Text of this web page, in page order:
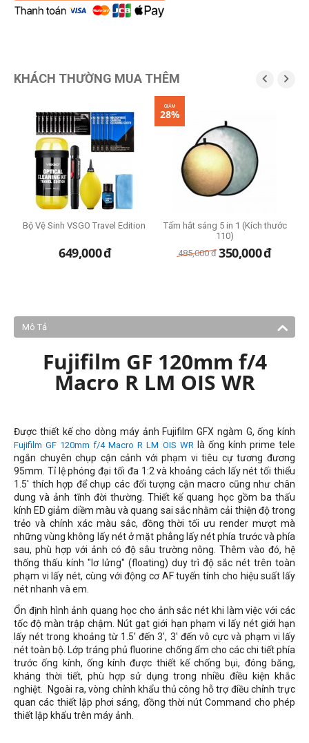
KHÁCH THƯỜNG MUA THÊM  
Bộ Vệ Sinh VSGO Travel Edition
649,000đ
GIẢM
28%
Tấm hắt sáng 5 in 1 (Kích thước
110)
485,000 đ 350,000đ
Mô Tả
Fujifilm GF 120mm f/4
Macro R LM OIS WR
Được thiết kế cho dòng máy ảnh Fujifilm GFX ngàm G, ống kính
Fujifilm GF 120mm f/4 Macro R LM OIS WR là ống kính prime tele
ngắn chuyên chụp cận cảnh với phạm vi tiêu cự tương đương
95mm . Tỉ lệ phóng đại tối đa 1:2 và khoảng cách lấy nét tối thiểu
1.5' thích hợp để chụp các đối tượng cận macro cũng như chân
dung và ảnh tĩnh đời thường. Thiết kế quang học gồm ba thấu
kính ED giảm diềm màu và quang sai sắc nhằm cải thiện độ trong
trẻo và chính xác màu sắc, đồng thời tối ưu render mượt mà
những vùng không lấy nét ở mặt phẳng lấy nét phía trước và phía
sau, phù hợp với ảnh có độ sâu trường nông. Thêm vào đó, hệ
thống thấu kính "lơ lửng" (floating) duy trì độ sắc nét trên toàn
phạm vi lấy nét, cùng với động cơ AF tuyến tính cho hiệu suất lấy
nét nhanh và em.
Ổn định hình ảnh quang học cho ảnh sắc nét khi làm việc với các
tốc độ màn trập chậm. Nút gạt giới hạn phạm vi lấy nét giới hạn
lấy nét trong khoảng từ 1.5' đến 3', 3' đến vô cực và phạm vi lấy
nét toàn bộ. Lớp tráng phủ fluorine chống ẩm cho các chi tiết phía
trước ống kính, ống kính được thiết kế chống bụi, đóng băng,
kháng thời tiết, phù hợp sử dụng trong nhiều điều kiện khắc
nghiệt. Ngoài ra, vòng chỉnh khẩu thủ công hỗ trợ điều chỉnh trực
quan các thiết lập phơi sáng, đồng thời nút Command cho phép
thiết lập khẩu trên máy ảnh.